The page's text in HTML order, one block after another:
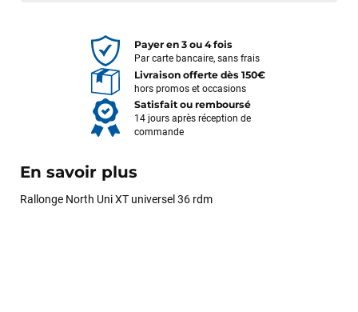
Payer en 3 ou 4 fois
Par carte bancaire, sans frais
Livraison offerte dès 150€
hors promos et occasions
Satisfait ou remboursé
14 jours après réception de
commande
En savoir plus
Rallonge North Uni XT universel 36 rdm